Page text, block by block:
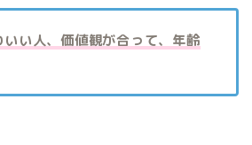
い人、価値観が合って、年齢